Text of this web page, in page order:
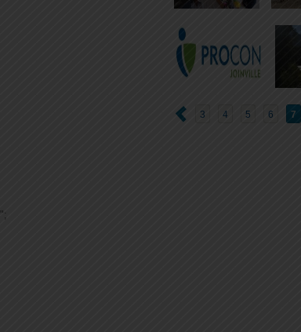
3 4 5 6 7
";